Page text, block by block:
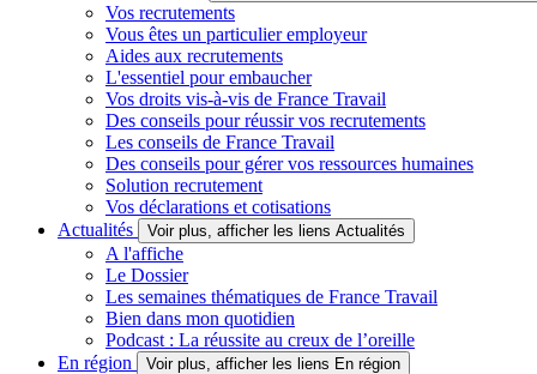
Vos recrutements
Vous êtes un particulier employeur
Aides aux recrutements
L'essentiel pour embaucher
Vos droits vis-à-vis de France Travail
Des conseils pour réussir vos recrutements
Les conseils de France Travail
Des conseils pour gérer vos ressources humaines
Solution recrutement
Vos déclarations et cotisations
Actualités
Voir plus, afficher les liens Actualités
A l'affiche
Le Dossier
Les semaines thématiques de France Travail
Bien dans mon quotidien
Podcast : La réussite au creux de l’oreille
En région
Voir plus, afficher les liens En région